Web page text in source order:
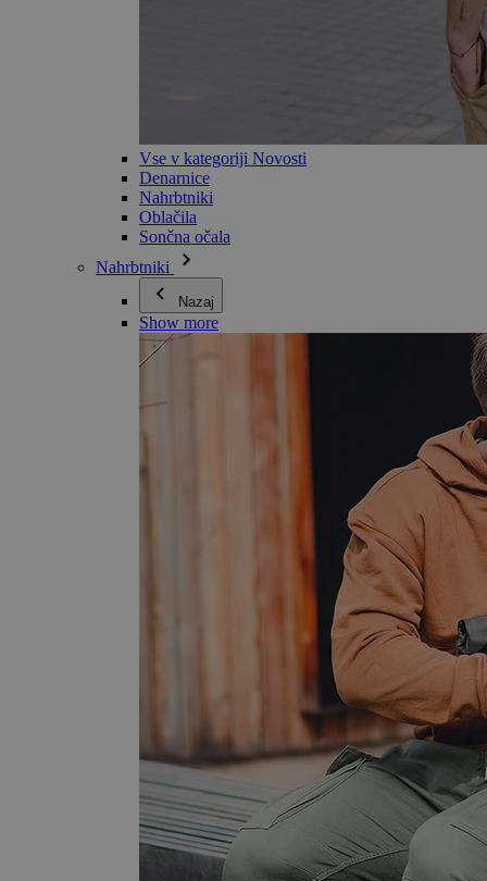
Vse v kategoriji Novosti
Denarnice
Nahrbtniki
Oblačila
Sončna očala
Nahrbtniki
Nazaj
Show more